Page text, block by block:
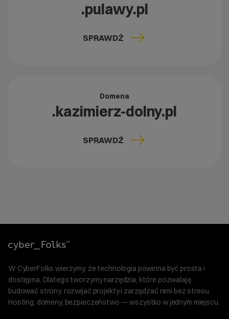
.pulawy.pl
SPRAWDŹ
Domena
.kazimierz-dolny.pl
SPRAWDŹ
W CyberFolks wierzymy, że technologia powinna być prosta i
dostępna. Dlatego tworzymy narzędzia, które pozwalają
budować strony, rozwijać projekty i zarządzać nimi bez stresu.
Hosting, domeny, bezpieczeństwo — wszystko w jednym miejscu.